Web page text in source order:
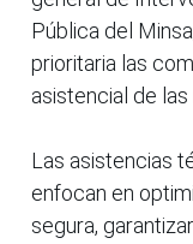
Pública del
prioritaria las
asistencial de
Las asistencias
enfocan en
segura,